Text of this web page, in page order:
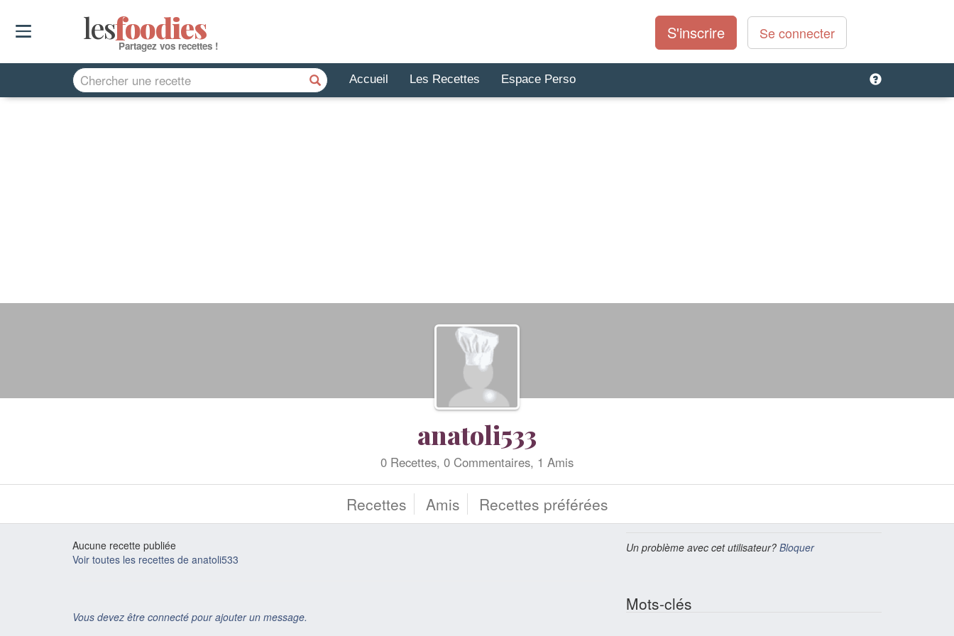
lesfoodies
Partagez vos recettes !
S'inscrire Se connecter
Accueil Les Recettes Espace Perso
anatoli533
0 Recettes, 0 Commentaires, 1 Amis
Recettes Amis Recettes préférées
Aucune recette publiée
Voir toutes les recettes de anatoli533
Vous devez être connecté pour ajouter un message.
Un problème avec cet utilisateur? Bloquer
Mots-clés